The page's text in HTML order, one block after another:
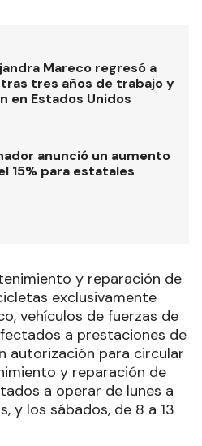
Mareco regresó a
tres años de trabajo y
en Estados Unidos
anunció un aumento
15% para estatales
y reparación de
exclusivamente
vehículos de fuerzas de
a prestaciones de
autorización para circular
y reparación de
a operar de lunes a
y los sábados, de 8 a 13